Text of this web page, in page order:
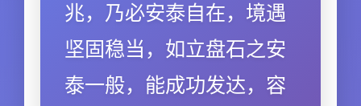
兆，乃必安泰自在，境遇
坚固稳当，如立盘石之安
泰一般，能成功发达，容